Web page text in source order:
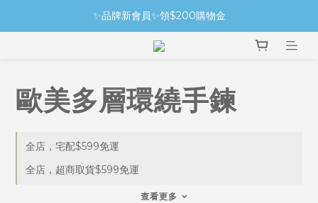
✨品牌新會員✨領$200購物金
歐美多層環繞手鍊
全店，宅配$599免運
全店，超商取貨$599免運
查看更多